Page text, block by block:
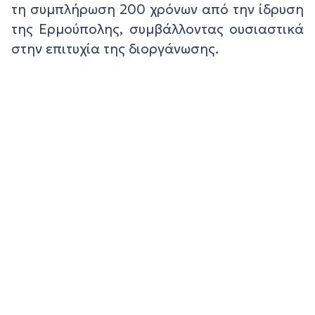
τη συμπλήρωση 200 χρόνων από την ίδρυση
της Ερμούπολης, συμβάλλοντας ουσιαστικά
στην επιτυχία της διοργάνωσης.